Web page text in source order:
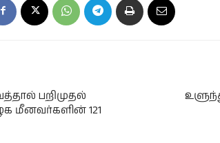
பறிமுதல்
மீனவர்களின் 121